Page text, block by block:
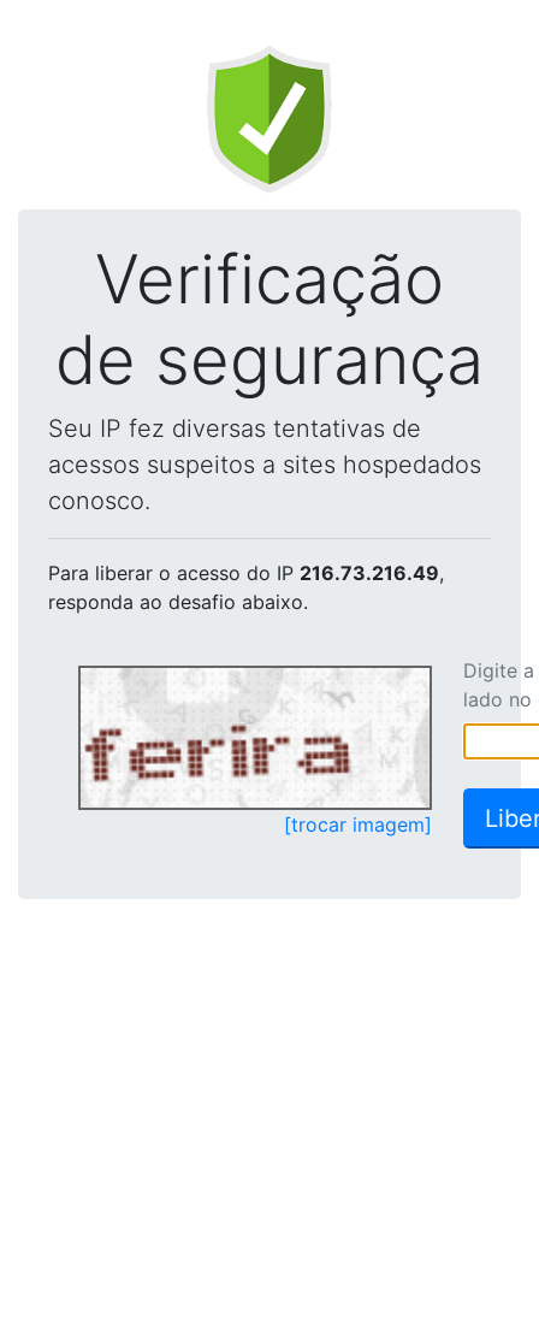
Verificação
de segurança
Seu IP fez diversas tentativas de
acessos suspeitos a sites hospedados
conosco.
Para liberar o acesso do IP 216.73.216.49,
responda ao desafio abaixo.
[trocar imagem]
Digite
lado no